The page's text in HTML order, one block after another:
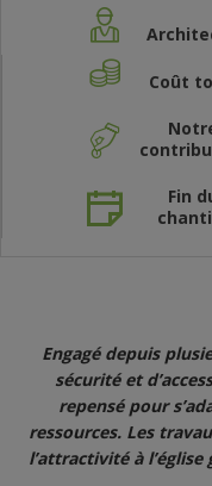
Coût
Fin
Engagé depuis
sécurité et
repensé pour
ressources. Les
l’attractivité à